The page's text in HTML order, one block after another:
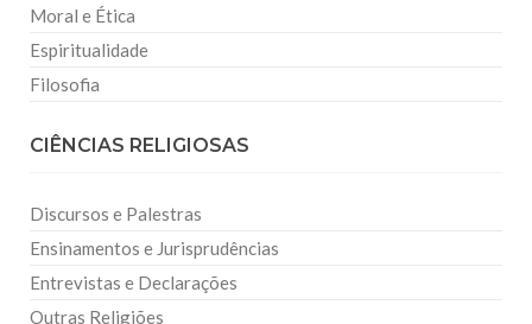
Moral e Ética
Espiritualidade
Filosofia
CIÊNCIAS RELIGIOSAS
Discursos e Palestras
Ensinamentos e Jurisprudências
Entrevistas e Declarações
Outras Religiões